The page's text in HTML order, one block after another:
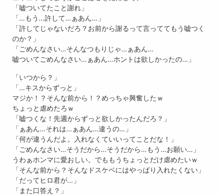
「嘘ついてたこと謝れ」
「…もう…許して…ぁあん…」
「許してじゃないだろ？お前から謝るって言っててもう嘘つく
のか？」
「ごめんなさい…そんなつもりじゃ…ぁあん…
嘘ついてごめんなさい…ぁあん…ホントは欲しかったの…」
「いつから？」
「…キスからずっと」
マジか！？そんな前から！？めっちゃ興奮したｗ
ちょっと虐めたろｗ
「嘘つくな！先週からずっと欲しかったんだろ？」
「ぁあん…それは…ぁあん…違うの…」
「何が違うんだよ。入れなくていいってことだな！」
「ごめんなさい…そうだから…そうだから…もう…お願い…」
うわぁホンマに愛おしい。でももうちょっとだけ虐めたいｗ
「そんな前から？そんなドスケベにはやっぱり入れたくない」
「だってヒロ君が…」
「また口答え？」